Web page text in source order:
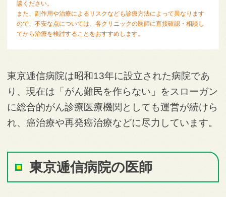
談ください。
また、副作用や治療によるリスクなども診療方法によって異なります
ので、不安な点については、各クリニックの医師に直接確認・相談し
てから治療を検討することをおすすめします。
東京逓信病院は昭和13年に設立された病院であ
り、現在は「がん難民を作らない」をスローガン
に総合的がん診療医療機関としても運営が続けら
れ、癌治療や再発癌治療などに尽力しています。
東京逓信病院の医師